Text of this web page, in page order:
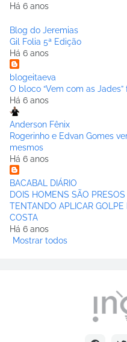
Há 6 anos
Blog do Jeremias
Gil Folia 5ª Edição
Há 6 anos
blogeitaeva
O bloco “Vem com as
Há 6 anos
Anderson Fênix
Rogerinho e Edvan Gomes
mesmos
Há 6 anos
BACABAL DIÁRIO
DOIS HOMENS SÃO
TENTANDO APLICAR
COSTA
Há 6 anos
Mostrar todos